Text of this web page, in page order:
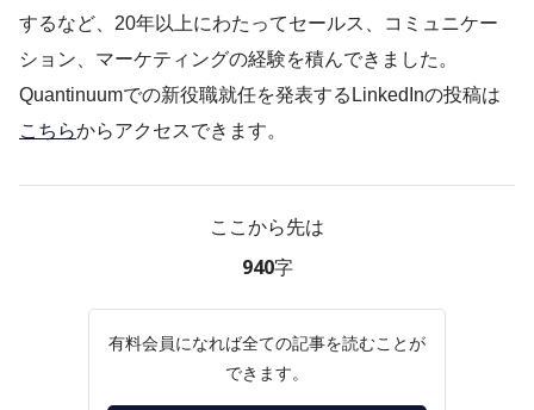
するなど、20年以上にわたってセールス、コミュニケー
ション、マーケティングの経験を積んできました。
Quantinuumでの新役職就任を発表するLinkedInの投稿は
こちらからアクセスできます。
ここから先は
940字
有料会員になれば全ての記事を読むことが
できます。